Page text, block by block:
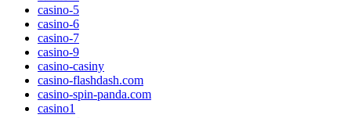
casino-5
casino-6
casino-7
casino-9
casino-casiny
casino-flashdash.com
casino-spin-panda.com
casino1